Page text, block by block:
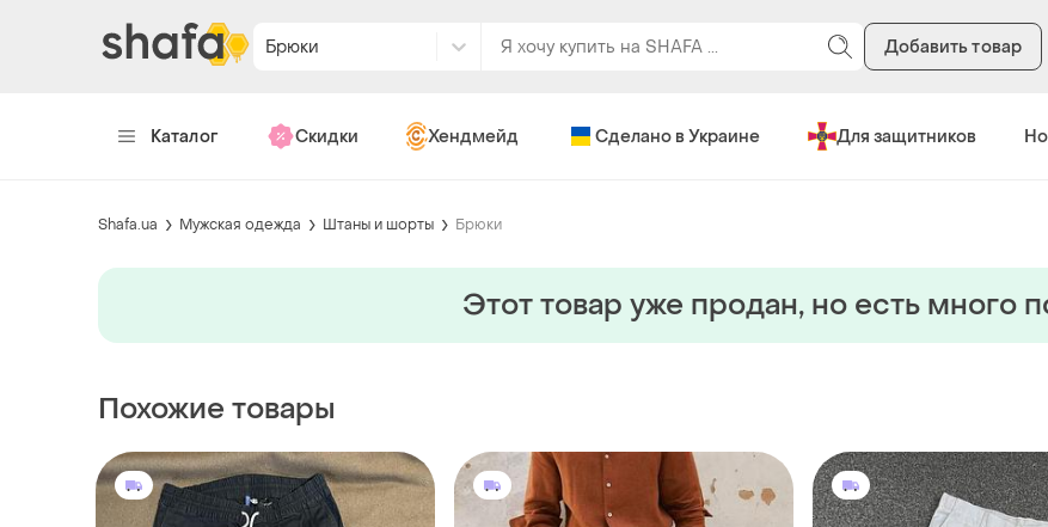
Брюки Добавить товар
Каталог Скидки Хендмейд Сделано в Украине Для защитников
Shafa.ua Мужская одежда Штаны и шорты Брюки
Этот товар уже продан, но есть много
Похожие товары